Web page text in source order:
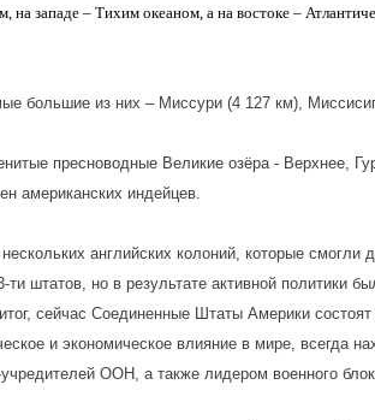
западе – Тихим океаном, а на востоке –
большие из них – Миссури (4 127 км),
пресноводные Великие озёра - Верхнее,
американских индейцев.
английских колоний, которые смогли
штатов, но в результате активной политики
сейчас Соединенные Штаты Америки
и экономическое влияние в мире, всегда
ООН, а также лидером военного